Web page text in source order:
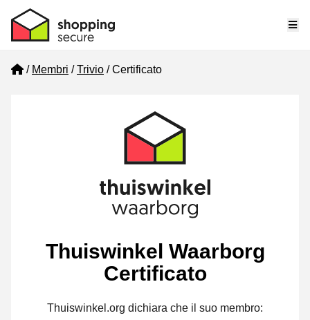
Home
Membri Trivio Certificato
Thuiswinkel Waarborg
Certificato
Thuiswinkel.org dichiara che il suo membro: